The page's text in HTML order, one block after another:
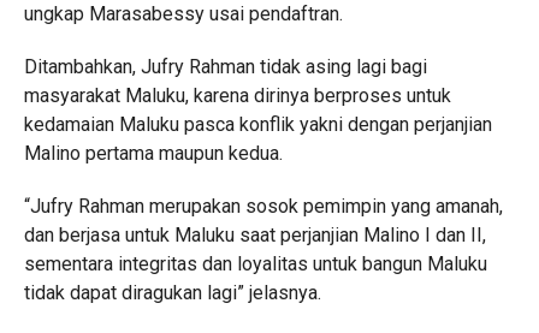
ungkap Marasabessy usai pendaftran.
Ditambahkan, Jufry Rahman tidak asing lagi bagi
masyarakat Maluku, karena dirinya berproses untuk
kedamaian Maluku pasca konflik yakni dengan perjanjian
Malino pertama maupun kedua.
“Jufry Rahman merupakan sosok pemimpin yang amanah,
dan berjasa untuk Maluku saat perjanjian Malino I dan II,
sementara integritas dan loyalitas untuk bangun Maluku
tidak dapat diragukan lagi” jelasnya.